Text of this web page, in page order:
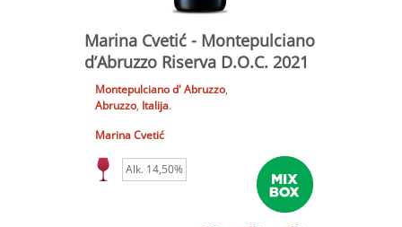
Marina Cvetić - Montepulciano
d’Abruzzo Riserva D.O.C. 2021
Montepulciano d' Abruzzo,
Abruzzo, Italija.
Marina Cvetić
Alk. 14,50%